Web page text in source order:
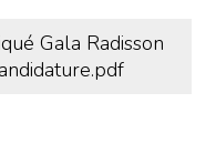
Gala Radisson